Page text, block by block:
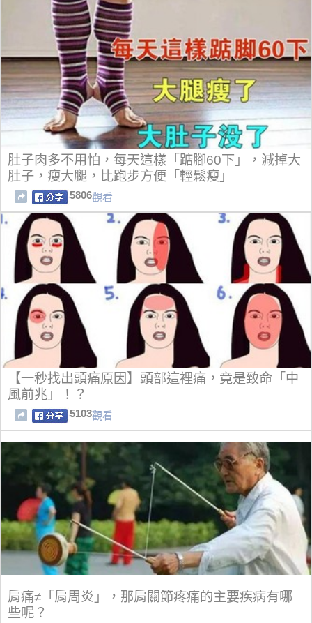
肚子肉多不用怕，每天這樣「踮腳60下」，減掉大
肚子，瘦大腿，比跑步方便「輕鬆瘦」
5806觀看
【一秒找出頭痛原因】頭部這裡痛，竟是致命「中
風前兆」！？
5103觀看
肩痛≠「肩周炎」，那肩關節疼痛的主要疾病有哪
些呢？